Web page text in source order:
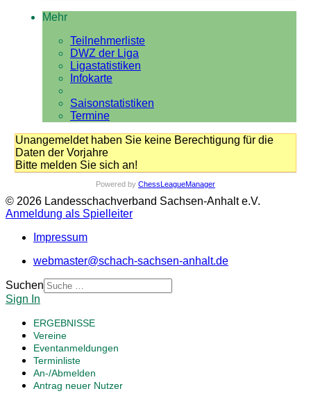
Mehr
Teilnehmerliste
DWZ der Liga
Ligastatistiken
Infokarte
Saisonstatistiken
Termine
Unangemeldet haben Sie keine Berechtigung für die
Daten der Vorjahre
Bitte melden Sie sich an!
Powered by ChessLeagueManager
© 2026 Landesschachverband Sachsen-Anhalt e.V.
Anmeldung als Spielleiter
Impressum
webmaster@schach-sachsen-anhalt.de
Suchen
Sign In
ERGEBNISSE
Vereine
Eventanmeldungen
Terminliste
An-/Abmelden
Antrag neuer Nutzer